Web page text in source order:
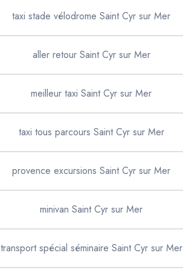
taxi stade vélodrome Saint Cyr sur Mer
aller retour Saint Cyr sur Mer
meilleur taxi Saint Cyr sur Mer
taxi tous parcours Saint Cyr sur Mer
provence excursions Saint Cyr sur Mer
minivan Saint Cyr sur Mer
transport spécial séminaire Saint Cyr sur Mer